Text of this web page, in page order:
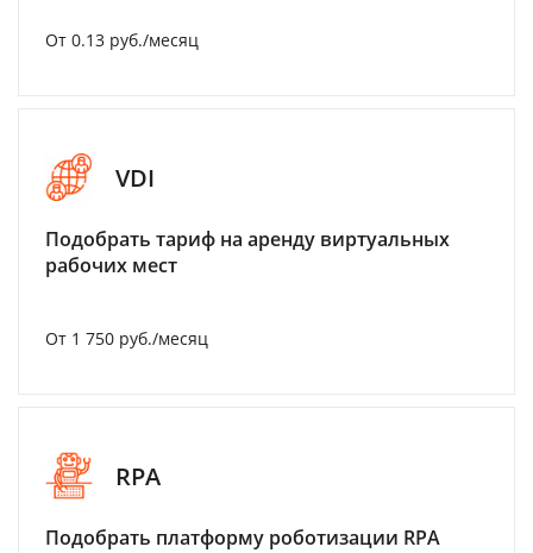
От 0.13 руб./месяц
VDI
Подобрать тариф на аренду виртуальных
рабочих мест
От 1 750 руб./месяц
RPA
Подобрать платформу роботизации RPA